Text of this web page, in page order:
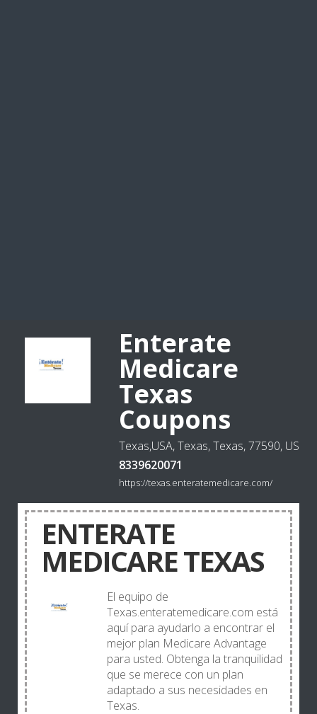
Enterate
Medicare
Texas
Coupons
Texas,USA, Texas, Texas, 77590, US
8339620071
https://texas.enteratemedicare.com/
ENTERATE
MEDICARE TEXAS
El equipo de
Texas.enteratemedicare.com está
aquí para ayudarlo a encontrar el
mejor plan Medicare Advantage
para usted. Obtenga la tranquilidad
que se merece con un plan
adaptado a sus necesidades en
Texas.